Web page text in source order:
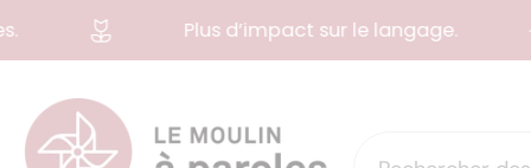
au
contenu
Plus d’impact sur le langage.